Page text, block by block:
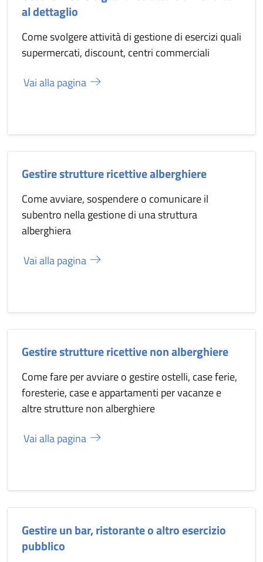
al dettaglio
Come svolgere attività di gestione di esercizi quali
supermercati, discount, centri commerciali
Vai alla pagina
Gestire strutture ricettive alberghiere
Come avviare, sospendere o comunicare il
subentro nella gestione di una struttura
alberghiera
Vai alla pagina
Gestire strutture ricettive non alberghiere
Come fare per avviare o gestire ostelli, case ferie,
foresterie, case e appartamenti per vacanze e
altre strutture non alberghiere
Vai alla pagina
Gestire un bar, ristorante o altro esercizio
pubblico